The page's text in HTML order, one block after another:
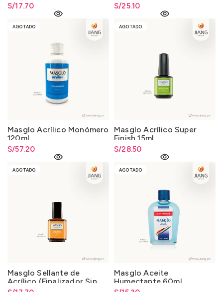
S/17.70 S/25.10
AGOTADO
Masglo Acrílico Monómero
120ml.
S/57.20
AGOTADO
Masglo Acrílico Super
Finish 15ml.
S/28.50
AGOTADO
Masglo Sellante de
Acrílico (Finalizador Sin
Lámpara) 15ml.
AGOTADO
Masglo Aceite
Humectante 60ml.